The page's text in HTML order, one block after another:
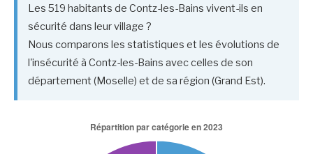
Les 519 habitants de Contz-les-Bains vivent-ils en
sécurité dans leur village ?
Nous comparons les statistiques et les évolutions de
l'insécurité à Contz-les-Bains avec celles de son
département (Moselle) et de sa région (Grand Est).